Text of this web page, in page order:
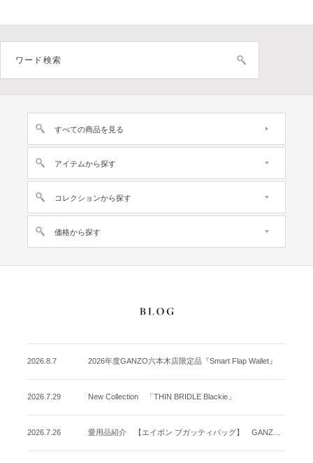
すべての商品を見る
アイテムから探す
コレクションから探す
価格から探す
2026.8.7 2026年度GANZO六本木店限定品『Smart Flap Wallet』
2026.7.29 New Collection 「THIN BRIDLE Blackie」
2026.7.26